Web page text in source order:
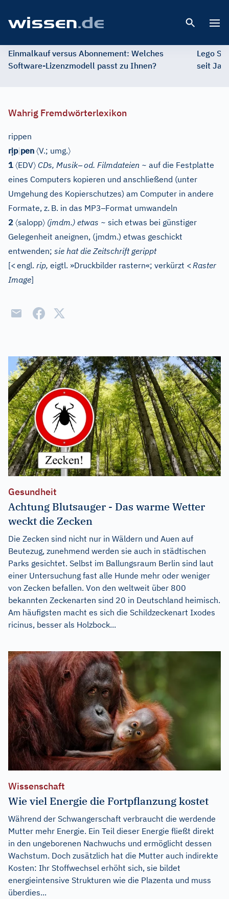
Einmalkauf versus Abonnement: Welches
Software-Lizenzmodell passt zu Ihnen?
Lego
seit
Wahrig Fremdwörterlexikon
rippen
rịp|pen 〈V.; umg.〉
1 〈EDV〉 CDs, Musik–od. Filmdateien ~ auf die Festplatte
eines Computers kopieren und anschließend (unter
Umgehung des Kopierschutzes) am Computer in andere
Formate, z. B. in das MP3–Format umwandeln
2 〈salopp〉 (jmdm.) etwas ~ sich etwas bei günstiger
Gelegenheit aneignen, (jmdm.) etwas geschickt
entwenden; sie hat die Zeitschrift gerippt
[<engl. rip, eigtl. »Druckbilder rastern«; verkürzt <Raster
Image]
Gesundheit
Achtung Blutsauger - Das warme Wetter
weckt die Zecken
Die Zecken sind nicht nur in Wäldern und Auen auf
Beutezug, zunehmend werden sie auch in städtischen
Parks gesichtet. Selbst im Ballungsraum Berlin sind laut
einer Untersuchung fast alle Hunde mehr oder weniger
von Zecken befallen. Von den weltweit über 800
bekannten Zeckenarten sind 20 in Deutschland heimisch.
Am häufigsten macht es sich die Schildzeckenart Ixodes
ricinus, besser als Holzbock...
Wissenschaft
Wie viel Energie die Fortpflanzung kostet
Während der Schwangerschaft verbraucht die werdende
Mutter mehr Energie. Ein Teil dieser Energie fließt direkt
in den ungeborenen Nachwuchs und ermöglicht dessen
Wachstum. Doch zusätzlich hat die Mutter auch indirekte
Kosten: Ihr Stoffwechsel erhöht sich, sie bildet
energieintensive Strukturen wie die Plazenta und muss
überdies...